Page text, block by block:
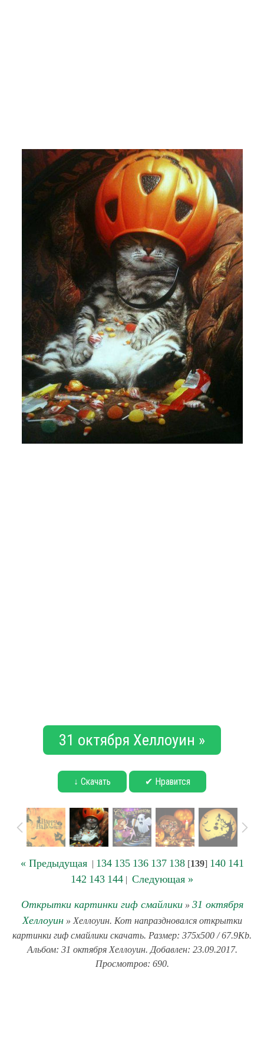
31 октября Хеллоуин »
↓ Скачать ✔ Нравится
« Предыдущая| 134 135 136 137 138[139] 140 141
142 143 144 | Следующая »
Открытки картинки гиф смайлики» 31 октября
Хеллоуин» Хеллоуин. Кот напраздновался открытки
картинки гиф смайлики скачать. Размер: 375x500 / 67.9Kb.
Альбом: 31 октября Хеллоуин. Добавлен: 23.09.2017.
Просмотров: 690.